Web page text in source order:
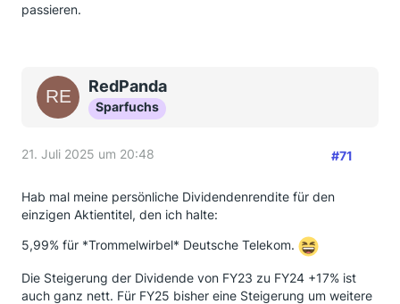
passieren.
RedPanda
Sparfuchs
21. Juli 2025 um 20:48 #71
Hab mal meine persönliche Dividendenrendite für den
einzigen Aktientitel, den ich halte:
5,99% für *Trommelwirbel* Deutsche Telekom.
Die Steigerung der Dividende von FY23 zu FY24 +17% ist
auch ganz nett. Für FY25 bisher eine Steigerung um weitere